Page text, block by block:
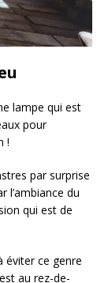
lampe qui est
pour
!
par surprise
l’ambiance du
qui est de
éviter ce genre
au rez-de-